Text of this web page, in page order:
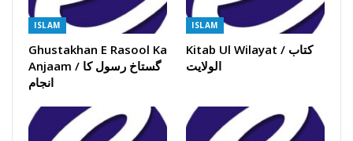
ISLAM
Ghustakhan E Rasool Ka
Anjaam / گستاخ رسول کا
انجام
ISLAM
Kitab Ul Wilayat / کتاب
الولایت